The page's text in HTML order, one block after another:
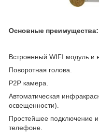
Основные преимущества:
Встроенный WIFI модуль и
Поворотная голова.
P2P камера.
Автоматическая
освещенности).
Простейшее подключение
телефоне.